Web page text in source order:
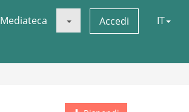
Mediateca Accedi IT